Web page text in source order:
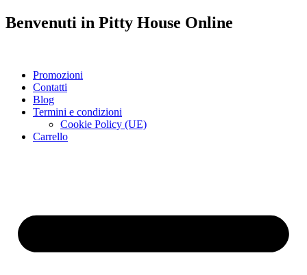
Benvenuti in Pitty House Online
Promozioni
Contatti
Blog
Termini e condizioni
Cookie Policy (UE)
Carrello